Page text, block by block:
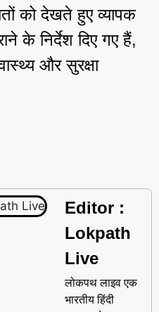
को देखते हुए व्यापक
के निर्देश दिए गए हैं,
और सुरक्षा
Editor :
Lokpath
Live
लोकपथ लाइव एक
भारतीय हिंदी